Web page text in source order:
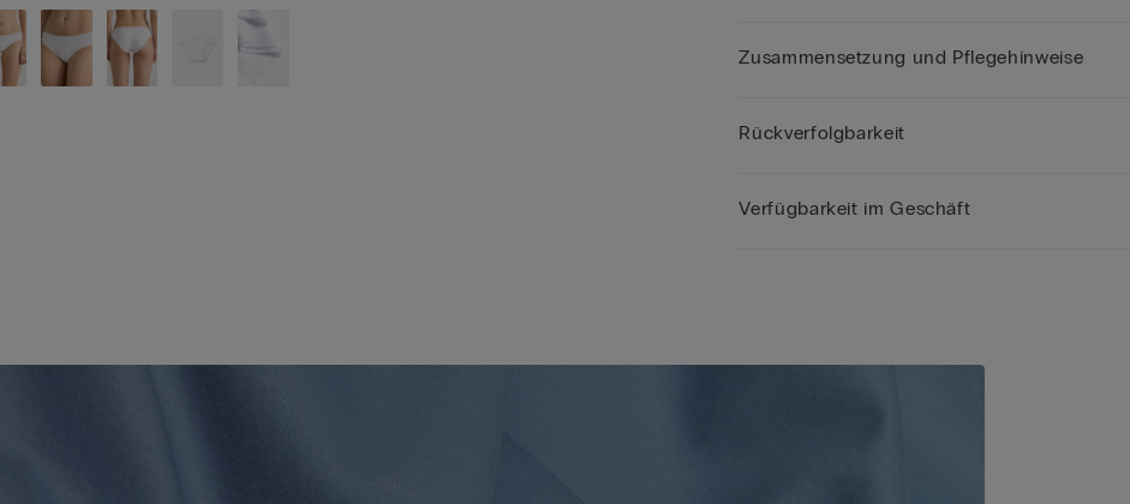
Zusammensetzung und Pflegehinweise
Rückverfolgbarkeit
Verfügbarkeit im Geschäft